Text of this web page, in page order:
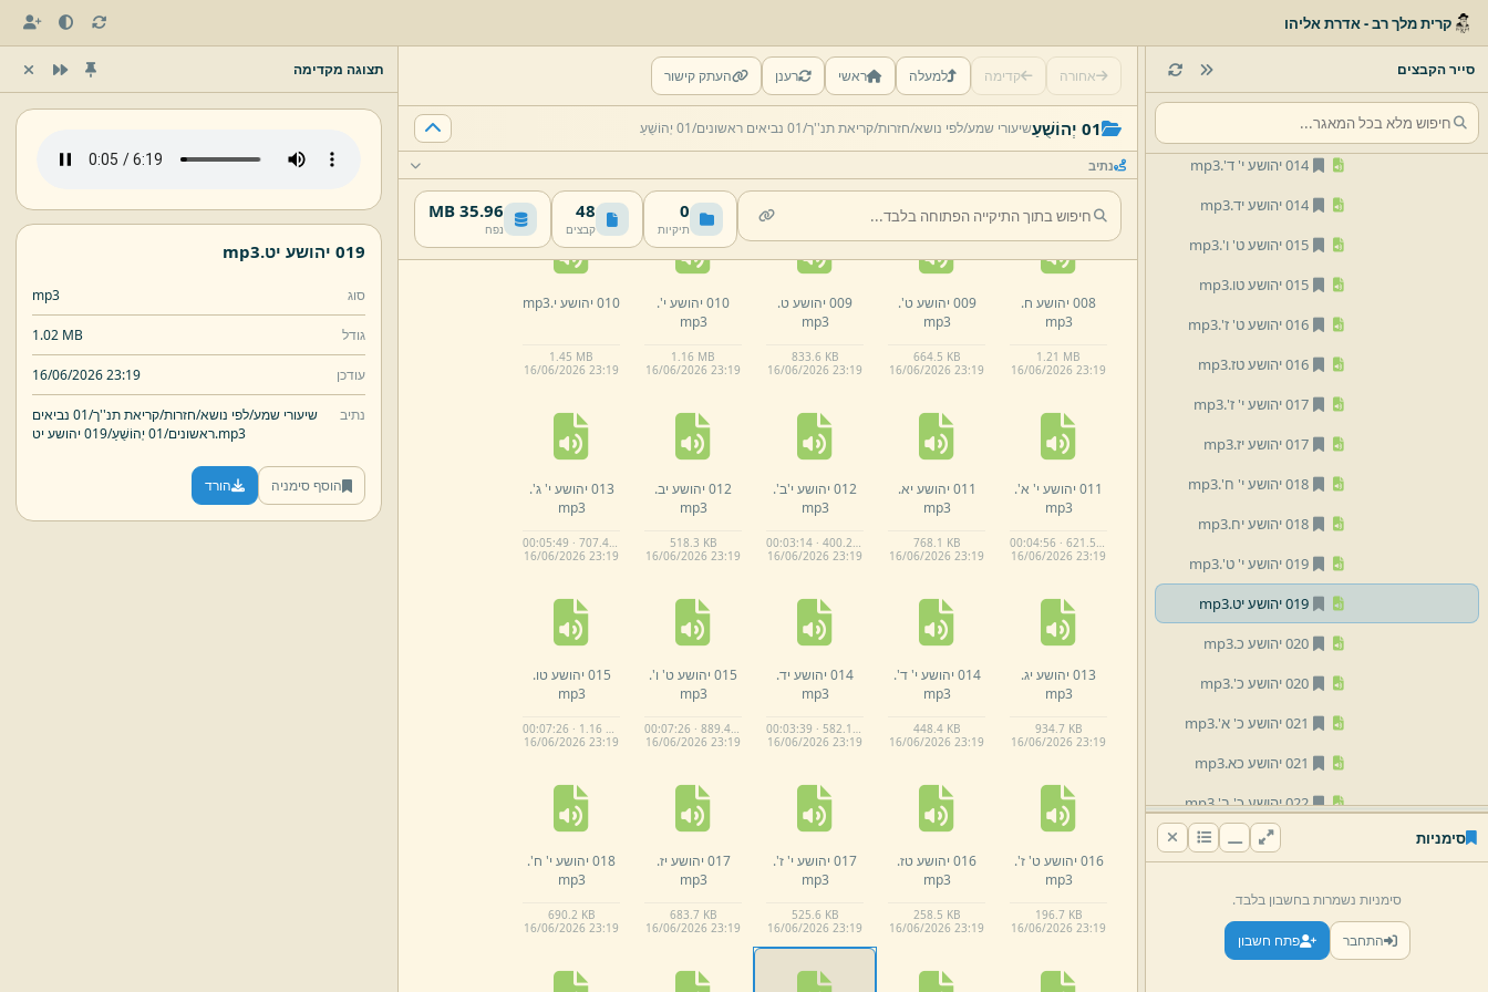
קרית מלך רב - אדרת אליהו
סייר הקבצים
012 יהושע יב.
mp3
013 יהושע יג.
014 יהושע י' ד'.
mp3
014 יהושע יד.
mp3
015 יהושע ט' ו'.
mp3
015 יהושע טו.
mp3
016 יהושע ט' ז'.
mp3
016 יהושע טז.
mp3
017 יהושע י' ז'.
mp3
017 יהושע יז.
mp3
018 יהושע י' ח'.
mp3
018 יהושע יח.
mp3
019 יהושע י' ט'.
mp3
019 יהושע יט.
mp3
020 יהושע כ.
mp3
020 יהושע כ'.
mp3
021 יהושע כ' א'.
mp3
021 יהושע כא.
mp3
022 יהושע כ' ב'.
mp3
mp3
023 יהושע כג.
mp3
024 יהושע כ' ד'.
סימניות
סימניות נשמרות בחשבון בלבד.
התחבר פתח חשבון
אחורה קדימה למעלה ראשי רענן העתק קישור
01 יְהוֹשֻׁעַ שיעורי שמע/לפי נושא/חזרות/קריאת תנ''ך/01 נביאים ראשונים/ 01 יְהוֹשֻׁעַ
נתיב
0
תיקיות
48
קבצים
35.96 MB
נפח
mp3
16/06/2026 23:19
16/06/2026 23:19
mp3
16/06/2026 23:19
mp3
16/06/2026 23:19
16/06/2026 23:19
008 יהושע ח.
mp3
1.21 MB
16/06/2026 23:19
009 יהושע ט'.
mp3
664.5 KB
16/06/2026 23:19
009 יהושע ט.
mp3
833.6 KB
16/06/2026 23:19
010 יהושע י'.
mp3
1.16 MB
16/06/2026 23:19
010 יהושע י. mp3
1.45 MB
16/06/2026 23:19
011 יהושע י' א'.
mp3
00:04:56 · 621.5 KB
16/06/2026 23:19
011 יהושע יא.
mp3
768.1 KB
16/06/2026 23:19
012 יהושע י'ב'.
mp3
00:03:14 · 400.2 KB
16/06/2026 23:19
012 יהושע יב.
mp3
518.3 KB
16/06/2026 23:19
013 יהושע י' ג'.
mp3
00:05:49 · 707.4 KB
16/06/2026 23:19
013 יהושע יג.
mp3
934.7 KB
16/06/2026 23:19
014 יהושע י' ד'.
mp3
448.4 KB
16/06/2026 23:19
014 יהושע יד.
mp3
00:03:39 · 582.1 KB
16/06/2026 23:19
015 יהושע ט' ו'.
mp3
00:07:26 · 889.4 KB
16/06/2026 23:19
015 יהושע טו.
mp3
00:07:26 · 1.16 MB
16/06/2026 23:19
016 יהושע ט' ז'.
mp3
196.7 KB
16/06/2026 23:19
016 יהושע טז.
mp3
258.5 KB
16/06/2026 23:19
017 יהושע י' ז'.
mp3
525.6 KB
16/06/2026 23:19
017 יהושע יז.
mp3
683.7 KB
16/06/2026 23:19
018 יהושע י' ח'.
mp3
690.2 KB
16/06/2026 23:19
תצוגה מקדימה
019 יהושע יט. mp3
סוג mp3
גודל 1.02 MB
עודכן 16/06/2026 23:19
נתיב שיעורי שמע/לפי נושא/חזרות/קריאת תנ''ך/
01 נביאים
ראשונים/01 יְהוֹשֻׁעַ/ 019 יהושע יט.mp3
הוסף סימניה הורד